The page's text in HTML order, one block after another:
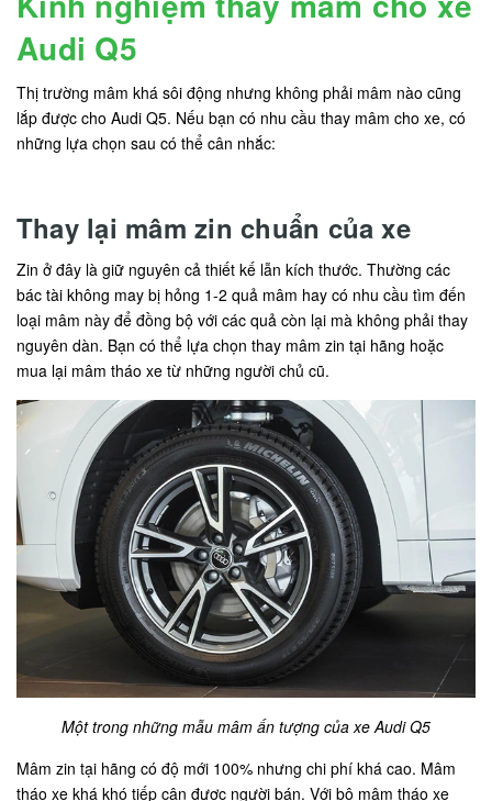
Audi Q5
Thị trường mâm khá sôi động nhưng không phải mâm nào cũng
lắp được cho Audi Q5. Nếu bạn có nhu cầu thay mâm cho xe, có
những lựa chọn sau có thể cân nhắc:
Thay lại mâm zin chuẩn của xe
Zin ở đây là giữ nguyên cả thiết kế lẫn kích thước. Thường các
bác tài không may bị hỏng 1-2 quả mâm hay có nhu cầu tìm đến
loại mâm này để đồng bộ với các quả còn lại mà không phải thay
nguyên dàn. Bạn có thể lựa chọn thay mâm zin tại hãng hoặc
mua lại mâm tháo xe từ những người chủ cũ.
Một trong những mẫu mâm ấn tượng của xe Audi Q5
Mâm zin tại hãng có độ mới 100% nhưng chi phí khá cao. Mâm
tháo xe khá khó tiếp cận được người bán. Với bộ mâm tháo xe